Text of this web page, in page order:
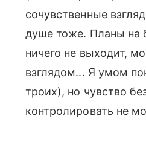
сочувственные
душе тоже. Планы на
ничего не выходит,
взглядом... Я умом
троих), но чувство
контролировать не